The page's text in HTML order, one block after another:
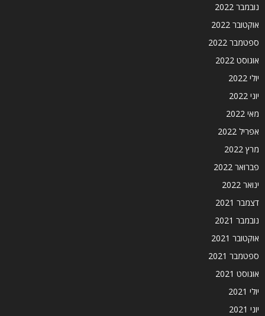
נובמבר 2022
אוקטובר 2022
ספטמבר 2022
אוגוסט 2022
יולי 2022
יוני 2022
מאי 2022
אפריל 2022
מרץ 2022
פברואר 2022
ינואר 2022
דצמבר 2021
נובמבר 2021
אוקטובר 2021
ספטמבר 2021
אוגוסט 2021
יולי 2021
יוני 2021